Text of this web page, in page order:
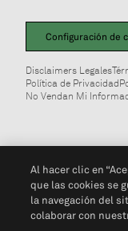
Configuración de
Disclaimers Legales
Política de Privacidad
No Vendan Mi
Al hacer clic en
que las cookies se
la navegación del
colaborar con